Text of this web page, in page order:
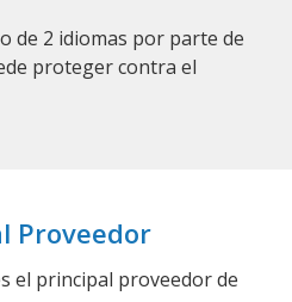
de 2 idiomas por parte de
proteger contra el
Proveedor
el principal proveedor de